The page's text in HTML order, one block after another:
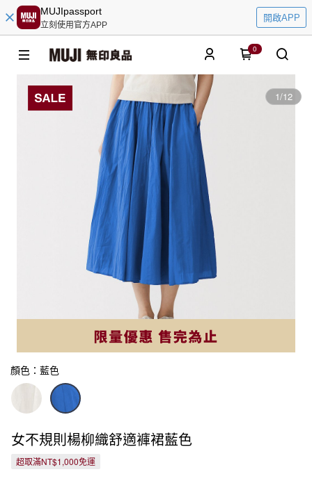
MUJIpassport
立刻使用官方APP
開啟APP
0
1/12
顏色：藍色
女不規則楊柳織舒適褲裙藍色
超取滿NT$1,000免運